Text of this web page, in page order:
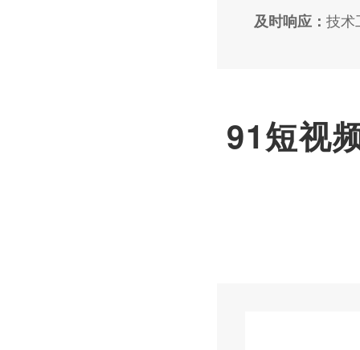
及时响应： 技术
91短视